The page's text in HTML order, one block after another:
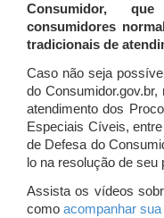
Consumidor,
consumidores
tradicionais de
Caso não seja
do
atendimento dos
Especiais Cíveis,
de Defesa do
lo na resolução de
Assista os vídeos
como acompanhar